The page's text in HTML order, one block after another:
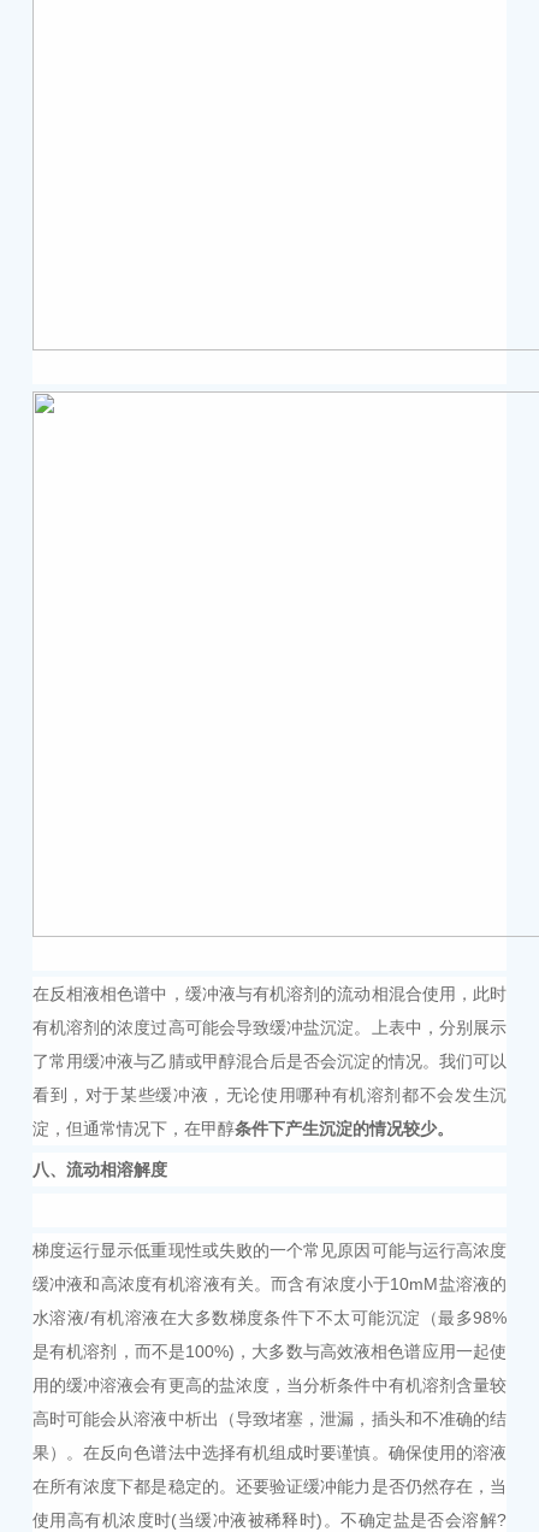
在反相液相色谱中，缓冲液与有机溶剂的流动相混合使用，此时
有机溶剂的浓度过高可能会导致缓冲盐沉淀。上表中，分别展示
了常用缓冲液与乙腈或甲醇混合后是否会沉淀的情况。我们可以
看到，对于某些缓冲液，无论使用哪种有机溶剂都不会发生沉
淀，但通常情况下，在甲醇条件下产生沉淀的情况较少。
八、 流动相溶解度
梯度运行显示低重现性或失败的一个常见原因可能与运行高浓度
缓冲液和高浓度有机溶液有关。而含有浓度小于10mM盐溶液的
水溶液/有机溶液在大多数梯度条件下不太可能沉淀（最多98%
是有机溶剂，而不是100%)，大多数与高效液相色谱应用一起使
用的缓冲溶液会有更高的盐浓度，当分析条件中有机溶剂含量较
高时可能会从溶液中析出（导致堵塞，泄漏，插头和不准确的结
果）。在反向色谱法中选择有机组成时要谨慎。确保使用的溶液
在所有浓度下都是稳定的。还要验证缓冲能力是否仍然存在，当
使用高有机浓度时(当缓冲液被稀释时)。不确定盐是否会溶解?